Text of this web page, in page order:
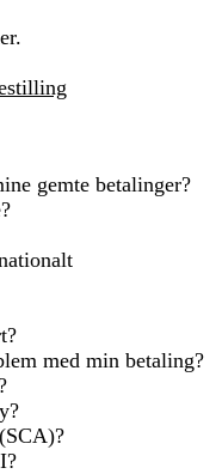
gemte betalinger?
med min betaling?